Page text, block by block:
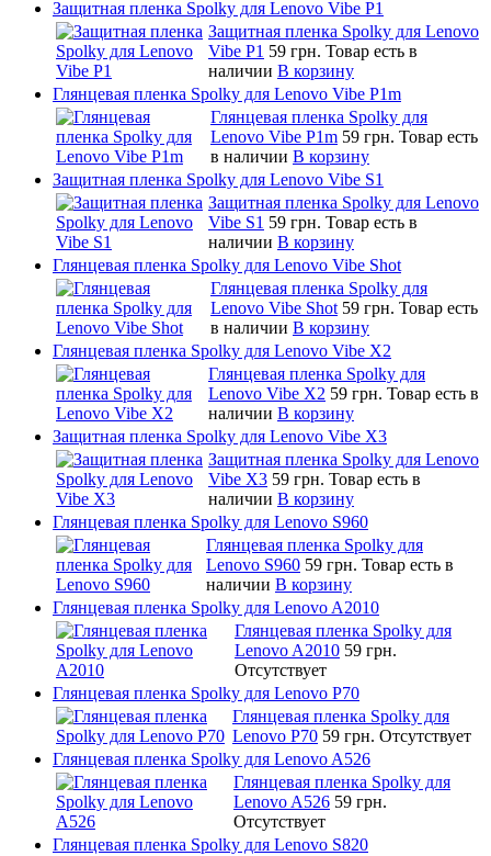
Защитная пленка Spolky для Lenovo Vibe P1
Защитная пленка Spolky для Lenovo
Vibe P1 59 грн. Товар есть в
наличии В корзину
Глянцевая пленка Spolky для Lenovo Vibe P1m
Глянцевая пленка Spolky для
Lenovo Vibe P1m 59 грн. Товар есть
в наличии В корзину
Защитная пленка Spolky для Lenovo Vibe S1
Защитная пленка Spolky для Lenovo
Vibe S1 59 грн. Товар есть в
наличии В корзину
Глянцевая пленка Spolky для Lenovo Vibe Shot
Глянцевая пленка Spolky для
Lenovo Vibe Shot 59 грн. Товар есть
в наличии В корзину
Глянцевая пленка Spolky для Lenovo Vibe X2
Глянцевая пленка Spolky для
Lenovo Vibe X2 59 грн. Товар есть в
наличии В корзину
Защитная пленка Spolky для Lenovo Vibe X3
Защитная пленка Spolky для Lenovo
Vibe X3 59 грн. Товар есть в
наличии В корзину
Глянцевая пленка Spolky для Lenovo S960
Глянцевая пленка Spolky для
Lenovo S960 59 грн. Товар есть в
наличии В корзину
Глянцевая пленка Spolky для Lenovo A2010
Глянцевая пленка Spolky для
Lenovo A2010 59 грн.
Отсутствует
Глянцевая пленка Spolky для Lenovo P70
Глянцевая пленка Spolky для
Lenovo P70 59 грн. Отсутствует
Глянцевая пленка Spolky для Lenovo A526
Глянцевая пленка Spolky для
Lenovo A526 59 грн.
Отсутствует
Глянцевая пленка Spolky для Lenovo S820